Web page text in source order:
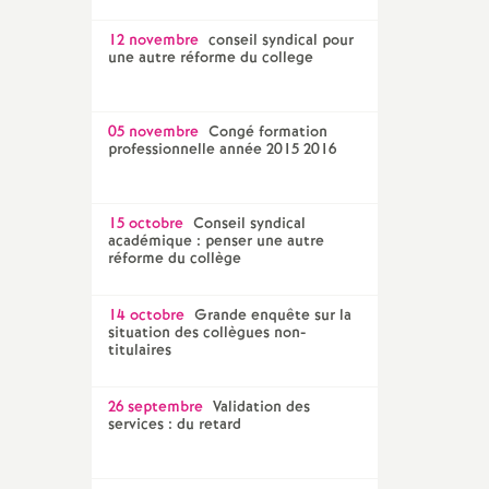
12 novembre conseil syndical pour
une autre réforme du college
05 novembre Congé formation
professionnelle année 2015 2016
15 octobre Conseil syndical
académique : penser une autre
réforme du collège
14 octobre Grande enquête sur la
situation des collègues non-
titulaires
26 septembre Validation des
services : du retard